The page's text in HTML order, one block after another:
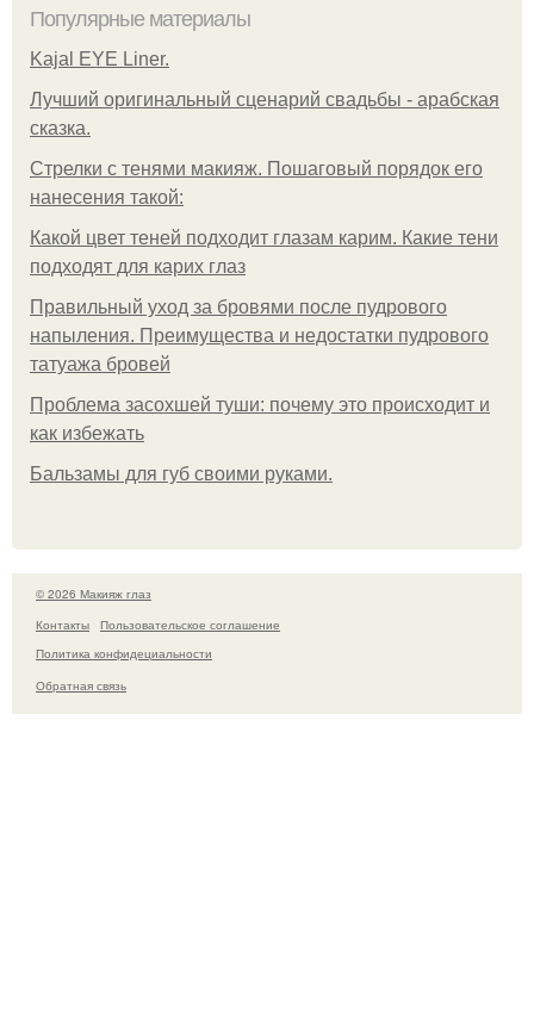
Популярные материалы
Kajal EYE Liner.
Лучший оригинальный сценарий свадьбы - арабская
сказка.
Стрелки с тенями макияж. Пошаговый порядок его
нанесения такой:
Какой цвет теней подходит глазам карим. Какие тени
подходят для карих глаз
Правильный уход за бровями после пудрового
напыления. Преимущества и недостатки пудрового
татуажа бровей
Проблема засохшей туши: почему это происходит и
как избежать
Бальзамы для губ своими руками.
© 2026 Макияж глаз
Контакты
Пользовательское соглашение
Политика конфидециальности
Обратная связь